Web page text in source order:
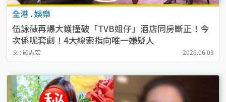
全港 . 娛樂
伍詠薇再爆大鑊撞破「TVB姐仔」酒店同房斷正！今
次係呢套劇！4大線索指向唯一嫌疑人
文 : 羅志宏 2026.06.03